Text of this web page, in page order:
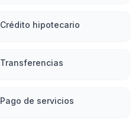
Crédito hipotecario
Transferencias
Pago de servicios